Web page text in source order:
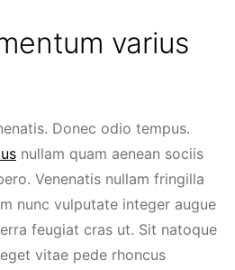
varius
Donec odio tempus.
nullam quam aenean sociis
Venenatis nullam fringilla
nunc vulputate integer augue
feugiat cras ut. Sit natoque
vitae pede rhoncus